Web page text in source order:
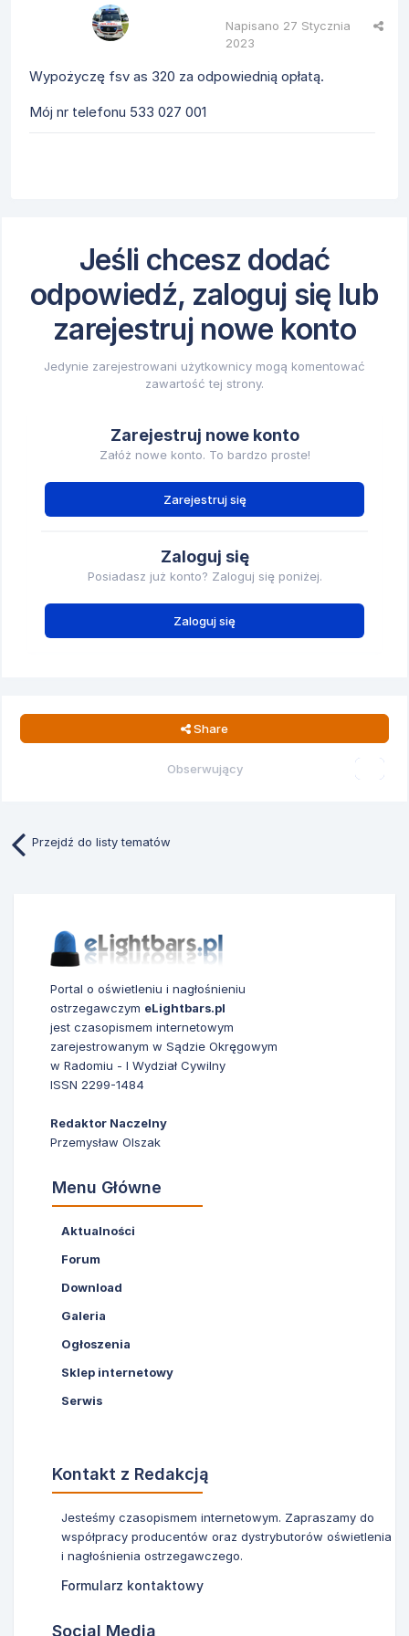
Napisano 27 Stycznia
2023
Wypożyczę fsv as 320 za odpowiednią opłatą.
Mój nr telefonu 533 027 001
Jeśli chcesz dodać
odpowiedź, zaloguj się lub
zarejestruj nowe konto
Jedynie zarejestrowani użytkownicy mogą komentować
zawartość tej strony.
Zarejestruj nowe konto
Załóż nowe konto. To bardzo proste!
Zarejestruj się
Zaloguj się
Posiadasz już konto? Zaloguj się poniżej.
Zaloguj się
Share
Obserwujący
Przejdź do listy tematów
Portal o oświetleniu i nagłośnieniu
ostrzegawczym eLightbars.pl
jest czasopismem internetowym
zarejestrowanym w Sądzie Okręgowym
w Radomiu - I Wydział Cywilny
ISSN 2299-1484
Redaktor Naczelny
Przemysław Olszak
Menu Główne
Aktualności
Forum
Download
Galeria
Ogłoszenia
Sklep internetowy
Serwis
Kontakt z Redakcją
Jesteśmy czasopismem internetowym. Zapraszamy do
współpracy producentów oraz dystrybutorów oświetlenia
i nagłośnienia ostrzegawczego.
Formularz kontaktowy
Social Media